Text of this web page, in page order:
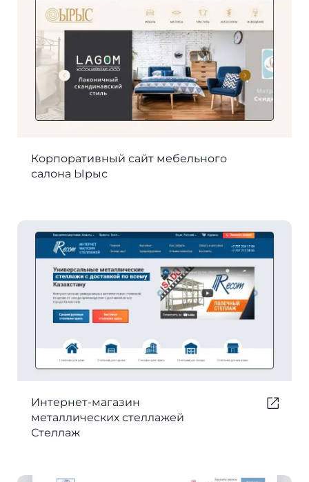
Корпоративный сайт мебельного
салона Ырыс
Интернет-магазин
металлических стеллажей
Стеллаж